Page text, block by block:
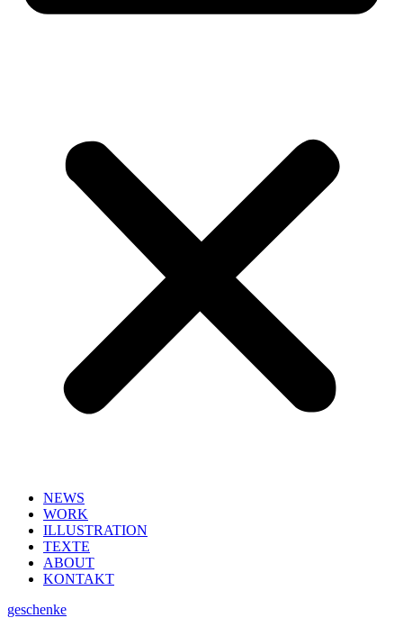
NEWS
WORK
ILLUSTRATION
TEXTE
ABOUT
KONTAKT
geschenke